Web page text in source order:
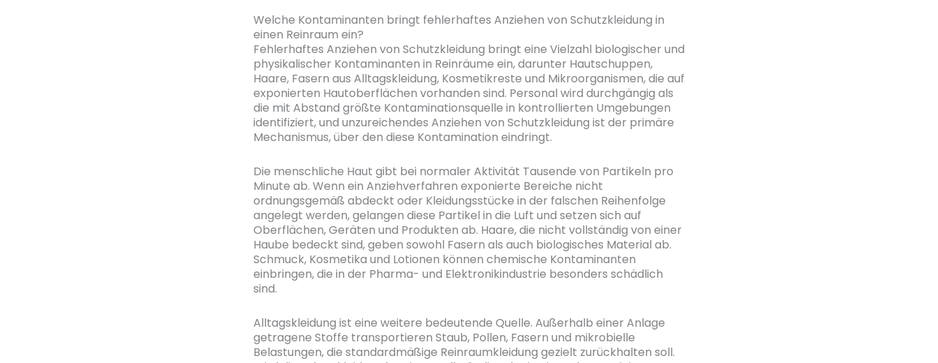
Welche Kontaminanten bringt fehlerhaftes Anziehen von Schutzkleidung in
einen Reinraum ein?
Fehlerhaftes Anziehen von Schutzkleidung bringt eine Vielzahl biologischer und
physikalischer Kontaminanten in Reinräume ein, darunter Hautschuppen,
Haare, Fasern aus Alltagskleidung, Kosmetikreste und Mikroorganismen, die auf
exponierten Hautoberflächen vorhanden sind. Personal wird durchgängig als
die mit Abstand größte Kontaminationsquelle in kontrollierten Umgebungen
identifiziert, und unzureichendes Anziehen von Schutzkleidung ist der primäre
Mechanismus, über den diese Kontamination eindringt.
Die menschliche Haut gibt bei normaler Aktivität Tausende von Partikeln pro
Minute ab. Wenn ein Anziehverfahren exponierte Bereiche nicht
ordnungsgemäß abdeckt oder Kleidungsstücke in der falschen Reihenfolge
angelegt werden, gelangen diese Partikel in die Luft und setzen sich auf
Oberflächen, Geräten und Produkten ab. Haare, die nicht vollständig von einer
Haube bedeckt sind, geben sowohl Fasern als auch biologisches Material ab.
Schmuck, Kosmetika und Lotionen können chemische Kontaminanten
einbringen, die in der Pharma- und Elektronikindustrie besonders schädlich
sind.
Alltagskleidung ist eine weitere bedeutende Quelle. Außerhalb einer Anlage
getragene Stoffe transportieren Staub, Pollen, Fasern und mikrobielle
Belastungen, die standardmäßige Reinraumkleidung gezielt zurückhalten soll.